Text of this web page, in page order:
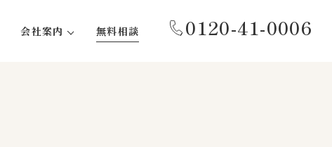
0120-41-0006
会社案内 無料相談